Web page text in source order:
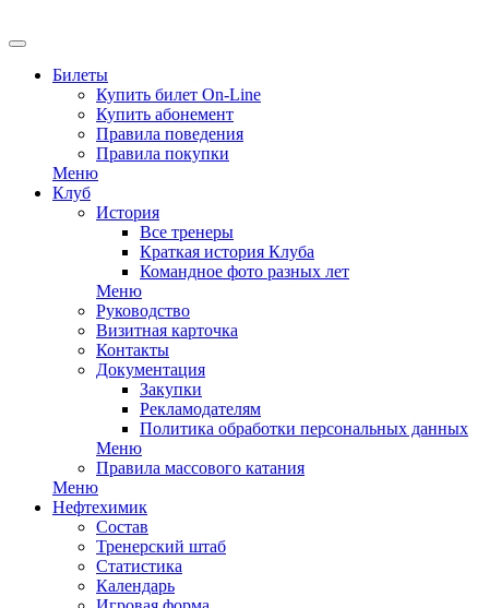
Билеты
Купить билет On-Line
Купить абонемент
Правила поведения
Правила покупки
Меню
Клуб
История
Все тренеры
Краткая история Клуба
Командное фото разных лет
Меню
Руководство
Визитная карточка
Контакты
Документация
Закупки
Рекламодателям
Политика обработки персональных данных
Меню
Правила массового катания
Меню
Нефтехимик
Состав
Тренерский штаб
Статистика
Календарь